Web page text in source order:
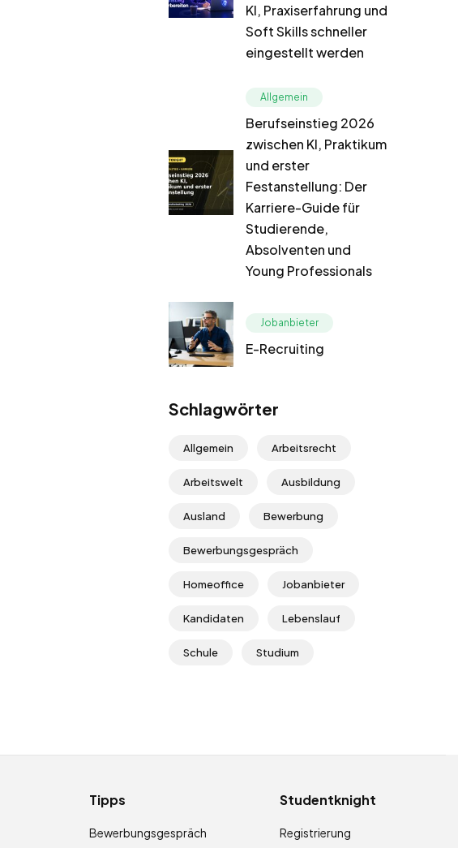
KI, Praxiserfahrung und
Soft Skills schneller
eingestellt werden
Allgemein
Berufseinstieg 2026
zwischen KI, Praktikum
und erster
Festanstellung: Der
Karriere-Guide für
Studierende,
Absolventen und
Young Professionals
Jobanbieter
E-Recruiting
Schlagwörter
Allgemein Arbeitsrecht
Arbeitswelt Ausbildung
Ausland Bewerbung
Bewerbungsgespräch
Homeoffice Jobanbieter
Kandidaten Lebenslauf
Schule Studium
Tipps
Bewerbungsgespräch
Studentknight
Registrierung